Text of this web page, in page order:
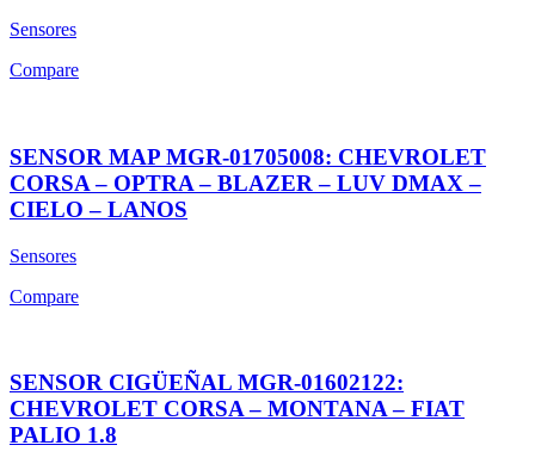
Sensores
Compare
SENSOR MAP MGR-01705008: CHEVROLET
CORSA – OPTRA – BLAZER – LUV DMAX –
CIELO – LANOS
Sensores
Compare
SENSOR CIGÜEÑAL MGR-01602122:
CHEVROLET CORSA – MONTANA – FIAT
PALIO 1.8